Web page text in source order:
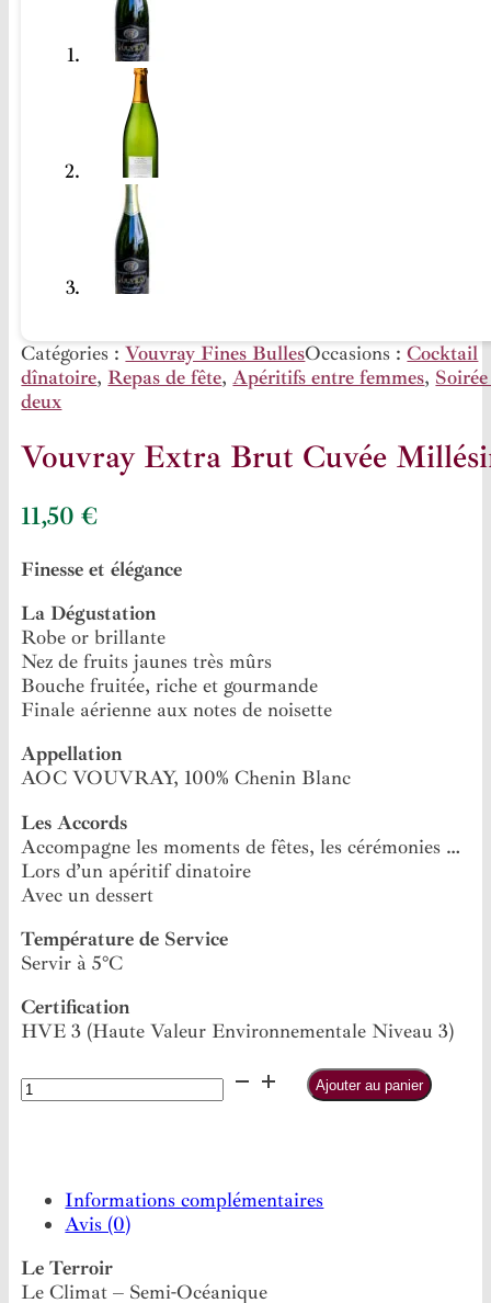
Catégories :Vouvray Fines BullesOccasions :Cocktail
dînatoire,Repas de fête,Apéritifs entre femmes,
deux
Vouvray Extra Brut Cuvée
11,50€
Finesse et élégance
La Dégustation
Robe or brillante
Nez de fruits jaunes très mûrs
Bouche fruitée, riche et gourmande
Finale aérienne aux notes de noisette
Appellation
AOC VOUVRAY, 100% Chenin Blanc
Les Accords
Accompagne les moments de fêtes, les cérémonies …
Lors d’un apéritif dinatoire
Avec un dessert
Température de Service
Servir à 5°C
Certification
HVE 3 (Haute Valeur Environnementale Niveau 3)
quantité
de
Cuvée
Millésimée
Ajouter au panier
Informations complémentaires
Avis (0)
Le Terroir
Le Climat – Semi-Océanique